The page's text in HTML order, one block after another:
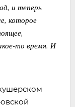
и теперь
которое
то время. И